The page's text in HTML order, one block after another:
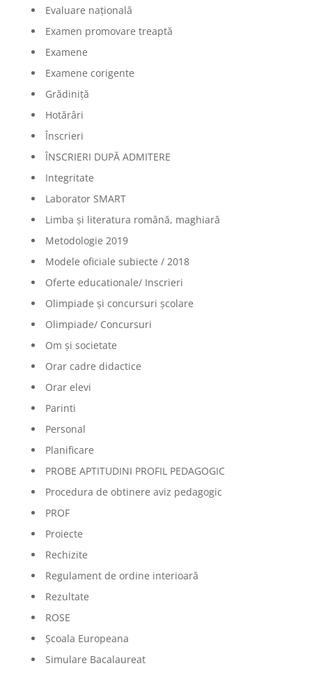
Evaluare națională
Examen promovare treaptă
Examene
Examene corigente
Grădiniță
Hotărâri
Înscrieri
ÎNSCRIERI DUPĂ ADMITERE
Integritate
Laborator SMART
Limba şi literatura română, maghiară
Metodologie 2019
Modele oficiale subiecte / 2018
Oferte educationale/ Inscrieri
Olimpiade şi concursuri şcolare
Olimpiade/ Concursuri
Om și societate
Orar cadre didactice
Orar elevi
Parinti
Personal
Planificare
PROBE APTITUDINI PROFIL PEDAGOGIC
Procedura de obtinere aviz pedagogic
PROF
Proiecte
Rechizite
Regulament de ordine interioară
Rezultate
ROSE
Școala Europeana
Simulare Bacalaureat